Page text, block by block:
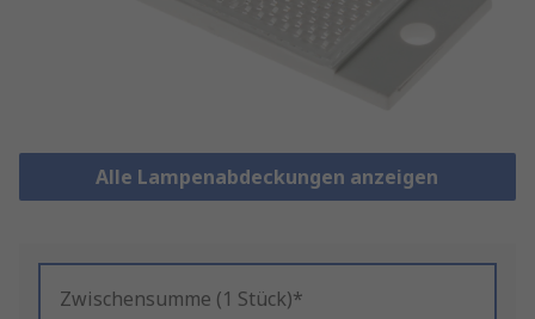
Alle Lampenabdeckungen anzeigen
Zwischensumme (1 Stück)*